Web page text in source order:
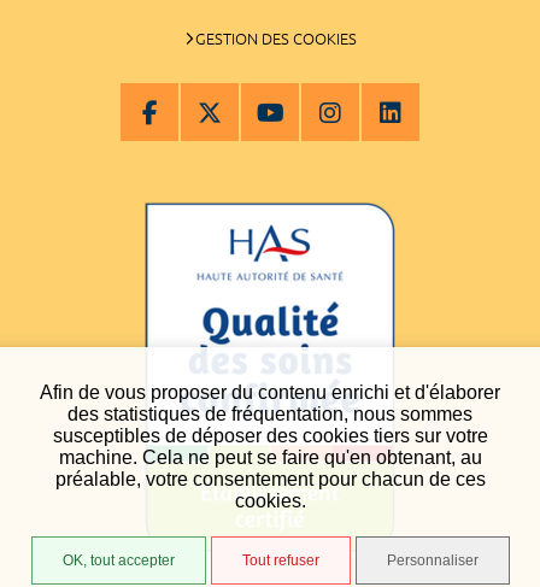
Afin de vous proposer du contenu enrichi et d'élaborer
des statistiques de fréquentation, nous sommes
susceptibles de déposer des cookies tiers sur votre
machine. Cela ne peut se faire qu'en obtenant, au
préalable, votre consentement pour chacun de ces
cookies.
OK, tout accepter Tout refuser Personnaliser
GESTION DES COOKIES